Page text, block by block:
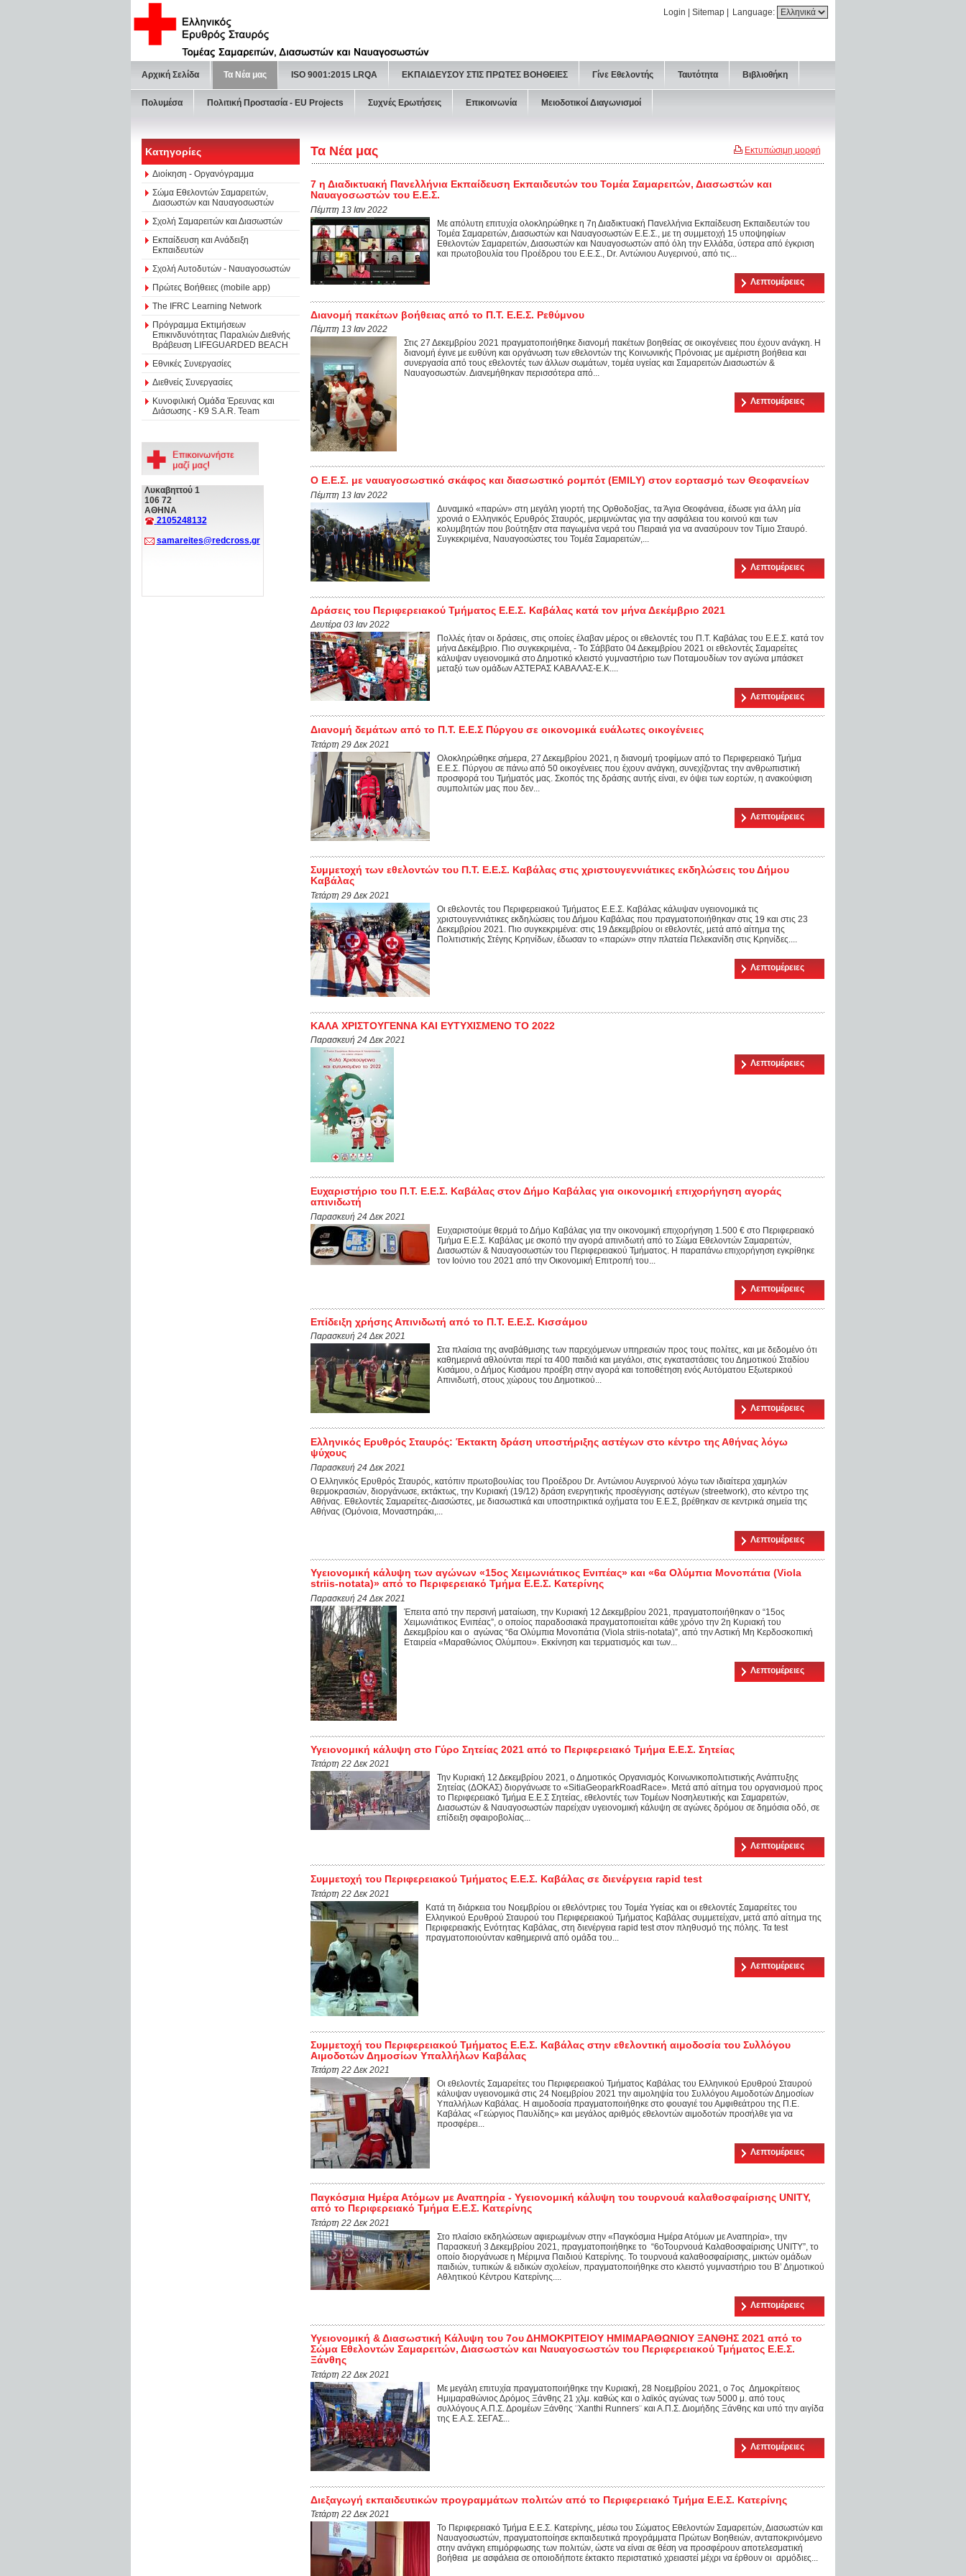
Language:
Login Sitemap
Αρχική Σελίδα Τα Νέα μας ISO 9001:2015 LRQA ΕΚΠΑΙΔΕΥΣΟΥ ΣΤΙΣ ΠΡΩΤΕΣ ΒΟΗΘΕΙΕΣ Γίνε Εθελοντής Ταυτότητα Βιβλιοθήκη
Πολυμέσα Πολιτική Προστασία - ΕU Projects Συχνές Ερωτήσεις Επικοινωνία Μειοδοτικοί Διαγωνισμοί
Κατηγορίες
Διοίκηση - Οργανόγραμμα
Σώμα Εθελοντών Σαμαρειτών,
Διασωστών και Ναυαγοσωστών
Σχολή Σαμαρειτών και Διασωστών
Εκπαίδευση και Ανάδειξη
Εκπαιδευτών
Σχολή Αυτοδυτών - Ναυαγοσωστών
Πρώτες Βοήθειες (mobile app)
The IFRC Learning Network
Πρόγραμμα Εκτιμήσεων
Επικινδυνότητας Παραλιών Διεθνής
Βράβευση LIFEGUARDED BEACH
Εθνικές Συνεργασίες
Διεθνείς Συνεργασίες
Κυνοφιλική Ομάδα Έρευνας και
Διάσωσης - Κ9 S.A.R. Team
Λυκαβηττού 1
106 72
ΑΘΗΝΑ
2105248132
samareites@redcross.gr
Εκτυπώσιμη μορφή
Τα Νέα μας
7 η Διαδικτυακή Πανελλήνια Εκπαίδευση Εκπαιδευτών του Τομέα Σαμαρειτών, Διασωστών και
Ναυαγοσωστών του Ε.Ε.Σ.
Πέμπτη 13 Ιαν 2022
Με απόλυτη επιτυχία ολοκληρώθηκε η 7η Διαδικτυακή Πανελλήνια Εκπαίδευση Εκπαιδευτών του
Τομέα Σαμαρειτών, Διασωστών και Ναυαγοσωστών Ε.Ε.Σ., με τη συμμετοχή 15 υποψηφίων
Εθελοντών Σαμαρειτών, Διασωστών και Ναυαγοσωστών από όλη την Ελλάδα, ύστερα από έγκριση
και πρωτοβουλία του Προέδρου του Ε.Ε.Σ., Dr. Αντώνιου Αυγερινού, από τις...
Λεπτομέρειες
Διανομή πακέτων βοήθειας από το Π.Τ. Ε.Ε.Σ. Ρεθύμνου
Πέμπτη 13 Ιαν 2022
Στις 27 Δεκεμβρίου 2021 πραγματοποιήθηκε διανομή πακέτων βοηθείας σε οικογένειες που έχουν ανάγκη. Η
διανομή έγινε με ευθύνη και οργάνωση των εθελοντών της Κοινωνικής Πρόνοιας με αμέριστη βοήθεια και
συνεργασία από τους εθελοντές των άλλων σωμάτων, τομέα υγείας και Σαμαρειτών Διασωστών &
Ναυαγοσωστών. Διανεμήθηκαν περισσότερα από...
Λεπτομέρειες
Ο Ε.Ε.Σ. με ναυαγοσωστικό σκάφος και διασωστικό ρομπότ (EMILY) στον εορτασμό των Θεοφανείων
Πέμπτη 13 Ιαν 2022
Δυναμικό «παρών» στη μεγάλη γιορτή της Ορθοδοξίας, τα Άγια Θεοφάνεια, έδωσε για άλλη μία
χρονιά ο Ελληνικός Ερυθρός Σταυρός, μεριμνώντας για την ασφάλεια του κοινού και των
κολυμβητών που βούτηξαν στα παγωμένα νερά του Πειραιά για να ανασύρουν τον Τίμιο Σταυρό.
Συγκεκριμένα, Ναυαγοσώστες του Τομέα Σαμαρειτών,...
Λεπτομέρειες
Δράσεις του Περιφερειακού Τμήματος Ε.Ε.Σ. Καβάλας κατά τον μήνα Δεκέμβριο 2021
Δευτέρα 03 Ιαν 2022
Πολλές ήταν οι δράσεις, στις οποίες έλαβαν μέρος οι εθελοντές του Π.Τ. Καβάλας του Ε.Ε.Σ. κατά τον
μήνα Δεκέμβριο. Πιο συγκεκριμένα, - Το Σάββατο 04 Δεκεμβρίου 2021 οι εθελοντές Σαμαρείτες
κάλυψαν υγειονομικά στο Δημοτικό κλειστό γυμναστήριο των Ποταμουδίων τον αγώνα μπάσκετ
μεταξύ των ομάδων ΑΣΤΕΡΑΣ ΚΑΒΑΛΑΣ-Ε.Κ....
Λεπτομέρειες
Διανομή δεμάτων από το Π.Τ. Ε.Ε.Σ Πύργου σε οικονομικά ευάλωτες οικογένειες
Τετάρτη 29 Δεκ 2021
Ολοκληρώθηκε σήμερα, 27 Δεκεμβρίου 2021, η διανομή τροφίμων από το Περιφερειακό Τμήμα
Ε.Ε.Σ. Πύργου σε πάνω από 50 οικογένειες που έχουν ανάγκη, συνεχίζοντας την ανθρωπιστική
προσφορά του Τμήματός μας. Σκοπός της δράσης αυτής είναι, εν όψει των εορτών, η ανακούφιση
συμπολιτών μας που δεν...
Λεπτομέρειες
Συμμετοχή των εθελοντών του Π.Τ. Ε.Ε.Σ. Καβάλας στις χριστουγεννιάτικες εκδηλώσεις του Δήμου
Καβάλας
Τετάρτη 29 Δεκ 2021
Οι εθελοντές του Περιφερειακού Τμήματος Ε.Ε.Σ. Καβάλας κάλυψαν υγειονομικά τις
χριστουγεννιάτικες εκδηλώσεις του Δήμου Καβάλας που πραγματοποιήθηκαν στις 19 και στις 23
Δεκεμβρίου 2021. Πιο συγκεκριμένα: στις 19 Δεκεμβρίου οι εθελοντές, μετά από αίτημα της
Πολιτιστικής Στέγης Κρηνίδων, έδωσαν το «παρών» στην πλατεία Πελεκανίδη στις Κρηνίδες....
Λεπτομέρειες
ΚΑΛΑ ΧΡΙΣΤΟΥΓΕΝΝΑ ΚΑΙ ΕΥΤΥΧΙΣΜΕΝΟ ΤΟ 2022
Παρασκευή 24 Δεκ 2021
Λεπτομέρειες
Ευχαριστήριο του Π.Τ. Ε.Ε.Σ. Καβάλας στον Δήμο Καβάλας για οικονομική επιχορήγηση αγοράς
απινιδωτή
Παρασκευή 24 Δεκ 2021
Ευχαριστούμε θερμά το Δήμο Καβάλας για την οικονομική επιχορήγηση 1.500 € στο Περιφερειακό
Τμήμα Ε.Ε.Σ. Καβάλας με σκοπό την αγορά απινιδωτή από το Σώμα Εθελοντών Σαμαρειτών,
Διασωστών & Ναυαγοσωστών του Περιφερειακού Τμήματος. Η παραπάνω επιχορήγηση εγκρίθηκε
τον Ιούνιο του 2021 από την Οικονομική Επιτροπή του...
Λεπτομέρειες
Επίδειξη χρήσης Απινιδωτή από το Π.Τ. Ε.Ε.Σ. Κισσάμου
Παρασκευή 24 Δεκ 2021
Στα πλαίσια της αναβάθμισης των παρεχόμενων υπηρεσιών προς τους πολίτες, και με δεδομένο ότι
καθημερινά αθλούνται περί τα 400 παιδιά και μεγάλοι, στις εγκαταστάσεις του Δημοτικού Σταδίου
Κισάμου, ο Δήμος Κισάμου προέβη στην αγορά και τοποθέτηση ενός Αυτόματου Εξωτερικού
Απινιδωτή, στους χώρους του Δημοτικού...
Λεπτομέρειες
Ελληνικός Ερυθρός Σταυρός: Έκτακτη δράση υποστήριξης αστέγων στο κέντρο της Αθήνας λόγω
ψύχους
Παρασκευή 24 Δεκ 2021
Ο Ελληνικός Ερυθρός Σταυρός, κατόπιν πρωτοβουλίας του Προέδρου Dr. Αντώνιου Αυγερινού λόγω των ιδιαίτερα χαμηλών
θερμοκρασιών, διοργάνωσε, εκτάκτως, την Κυριακή (19/12) δράση ενεργητικής προσέγγισης αστέγων (streetwork), στο κέντρο της
Αθήνας. Εθελοντές Σαμαρείτες-Διασώστες, με διασωστικά και υποστηρικτικά οχήματα του Ε.Ε.Σ, βρέθηκαν σε κεντρικά σημεία της
Αθήνας (Ομόνοια, Μοναστηράκι,...
Λεπτομέρειες
Υγειονομική κάλυψη των αγώνων «15ος Χειμωνιάτικος Ενιπέας» και «6α Ολύμπια Μονοπάτια (Viola
striis-notata)» από το Περιφερειακό Τμήμα Ε.Ε.Σ. Κατερίνης
Παρασκευή 24 Δεκ 2021
Έπειτα από την περσινή ματαίωση, την Κυριακή 12 Δεκεμβρίου 2021, πραγματοποιήθηκαν ο “15ος
Χειμωνιάτικος Ενιπέας”, ο οποίος παραδοσιακά πραγματοποιείται κάθε χρόνο την 2η Κυριακή του
Δεκεμβρίου και ο αγώνας “6α Ολύμπια Μονοπάτια (Viola striis-notata)”, από την Αστική Μη Κερδοσκοπική
Εταιρεία «Μαραθώνιος Ολύμπου». Εκκίνηση και τερματισμός και των...
Λεπτομέρειες
Υγειονομική κάλυψη στο Γύρο Σητείας 2021 από το Περιφερειακό Τμήμα Ε.Ε.Σ. Σητείας
Τετάρτη 22 Δεκ 2021
Την Κυριακή 12 Δεκεμβρίου 2021, ο Δημοτικός Οργανισμός Κοινωνικοπολιτιστικής Ανάπτυξης
Σητείας (ΔΟΚΑΣ) διοργάνωσε το «SitiaGeoparkRoadRace». Μετά από αίτημα του οργανισμού προς
το Περιφερειακό Τμήμα Ε.Ε.Σ Σητείας, εθελοντές των Τομέων Νοσηλευτικής και Σαμαρειτών,
Διασωστών & Ναυαγοσωστών παρείχαν υγειονομική κάλυψη σε αγώνες δρόμου σε δημόσια οδό, σε
επίδειξη σφαιροβολίας...
Λεπτομέρειες
Συμμετοχή του Περιφερειακού Τμήματος Ε.Ε.Σ. Καβάλας σε διενέργεια rapid test
Τετάρτη 22 Δεκ 2021
Κατά τη διάρκεια του Νοεμβρίου οι εθελόντριες του Τομέα Υγείας και οι εθελοντές Σαμαρείτες του
Ελληνικού Ερυθρού Σταυρού του Περιφερειακού Τμήματος Καβάλας συμμετείχαν, μετά από αίτημα της
Περιφερειακής Ενότητας Καβάλας, στη διενέργεια rapid test στον πληθυσμό της πόλης. Τα test
πραγματοποιούνταν καθημερινά από ομάδα του...
Λεπτομέρειες
Συμμετοχή του Περιφερειακού Τμήματος Ε.Ε.Σ. Καβάλας στην εθελοντική αιμοδοσία του Συλλόγου
Αιμοδοτών Δημοσίων Υπαλλήλων Καβάλας
Τετάρτη 22 Δεκ 2021
Οι εθελοντές Σαμαρείτες του Περιφερειακού Τμήματος Καβάλας του Ελληνικού Ερυθρού Σταυρού
κάλυψαν υγειονομικά στις 24 Νοεμβρίου 2021 την αιμοληψία του Συλλόγου Αιμοδοτών Δημοσίων
Υπαλλήλων Καβάλας. Η αιμοδοσία πραγματοποιήθηκε στο φουαγιέ του Αμφιθεάτρου της Π.Ε.
Καβάλας «Γεώργιος Παυλίδης» και μεγάλος αριθμός εθελοντών αιμοδοτών προσήλθε για να
προσφέρει...
Λεπτομέρειες
Παγκόσμια Ημέρα Ατόμων με Αναπηρία - Υγειονομική κάλυψη του τουρνουά καλαθοσφαίρισης UNITY,
από το Περιφερειακό Τμήμα Ε.Ε.Σ. Κατερίνης
Τετάρτη 22 Δεκ 2021
Στο πλαίσιο εκδηλώσεων αφιερωμένων στην «Παγκόσμια Ημέρα Ατόμων με Αναπηρία», την
Παρασκευή 3 Δεκεμβρίου 2021, πραγματοποιήθηκε το “6οΤουρνουά Καλαθοσφαίρισης UNITY”, το
οποίο διοργάνωσε η Μέριμνα Παιδιού Κατερίνης. Το τουρνουά καλαθοσφαίρισης, μικτών ομάδων
παιδιών, τυπικών & ειδικών σχολείων, πραγματοποιήθηκε στο κλειστό γυμναστήριο του Β’ Δημοτικού
Αθλητικού Κέντρου Κατερίνης....
Λεπτομέρειες
Υγειονομική & Διασωστική Κάλυψη του 7ου ΔΗΜΟΚΡΙΤΕΙΟΥ ΗΜΙΜΑΡΑΘΩΝΙΟΥ ΞΑΝΘΗΣ 2021 από το
Σώμα Εθελοντών Σαμαρειτών, Διασωστών και Ναυαγοσωστών του Περιφερειακού Τμήματος Ε.Ε.Σ.
Ξάνθης
Τετάρτη 22 Δεκ 2021
Με μεγάλη επιτυχία πραγματοποιήθηκε την Κυριακή, 28 Νοεμβρίου 2021, ο 7ος Δημοκρίτειος
Ημιμαραθώνιος Δρόμος Ξάνθης 21 χλμ. καθώς και ο λαϊκός αγώνας των 5000 μ. από τους
συλλόγους Α.Π.Σ. Δρομέων Ξάνθης ¨Xanthi Runners¨ και Α.Π.Σ. Διομήδης Ξάνθης και υπό την αιγίδα
της Ε.Α.Σ. ΣΕΓΑΣ...
Λεπτομέρειες
Διεξαγωγή εκπαιδευτικών προγραμμάτων πολιτών από το Περιφερειακό Τμήμα Ε.Ε.Σ. Κατερίνης
Τετάρτη 22 Δεκ 2021
Το Περιφερειακό Τμήμα Ε.Ε.Σ. Κατερίνης, μέσω του Σώματος Εθελοντών Σαμαρειτών, Διασωστών και
Ναυαγοσωστών, πραγματοποίησε εκπαιδευτικά προγράμματα Πρώτων Βοηθειών, ανταποκρινόμενο
στην ανάγκη επιμόρφωσης των πολιτών, ώστε να είναι σε θέση να προσφέρουν αποτελεσματική
βοήθεια με ασφάλεια σε οποιοδήποτε έκτακτο περιστατικό χρειαστεί μέχρι να έρθουν οι αρμόδιες...